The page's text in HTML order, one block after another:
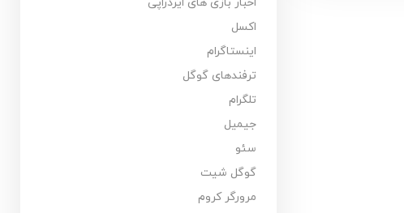
اخبار بازی های ایردراپی
اکسل
اینستاگرام
ترفندهای گوگل
تلگرام
جیمیل
سئو
گوگل شیت
مرورگر کروم